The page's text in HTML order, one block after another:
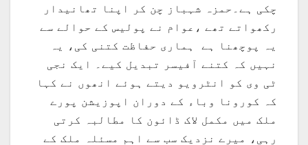
چکی ہے۔حمزہ شہباز چن کر اپنا تھانیدار
رکھواتے تھے ،عوام نے پولیس کے حوالے سے
یہ پوچھنا ہے ہماری حفاظت کتنی کی، یہ
نہیں کہ کتنے آفیسر تبدیل کیے۔ ایک نجی
ٹی وی کو انٹرویو دیتے ہوئے انھوں نے کہا
کہ کورونا وباء کے دوران اپوزیشن پورے
ملک میں مکمل لاک ڈائون کا مطالبہ کرتی
رہی، میرے نزدیک سب سے اہم مسئلہ ملک کے